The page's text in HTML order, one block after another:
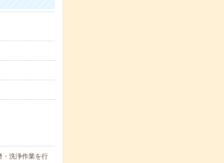
・洗浄作業を行